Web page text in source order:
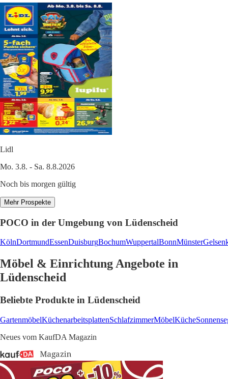
Lidl
Mo. 3.8. - Sa. 8.8.2026
Noch bis morgen gültig
Mehr Prospekte
POCO in der Umgebung von Lüdenscheid
KölnDortmundEssenDuisburgBochumWuppertalBonnMünster
Möbel & Einrichtung Angebote in
Lüdenscheid
Beliebte Produkte in Lüdenscheid
GartenmöbelKüchenarbeitsplattenSchlafzimmerMöbelKüche
Neues vom KaufDA Magazin